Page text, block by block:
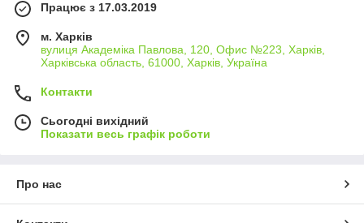
Працює з 17.03.2019
м. Харків
вулиця Академіка Павлова, 120, Офис №223, Харків,
Харківська область, 61000, Харків, Україна
Контакти
Сьогодні вихідний
Показати весь графік роботи
Про нас